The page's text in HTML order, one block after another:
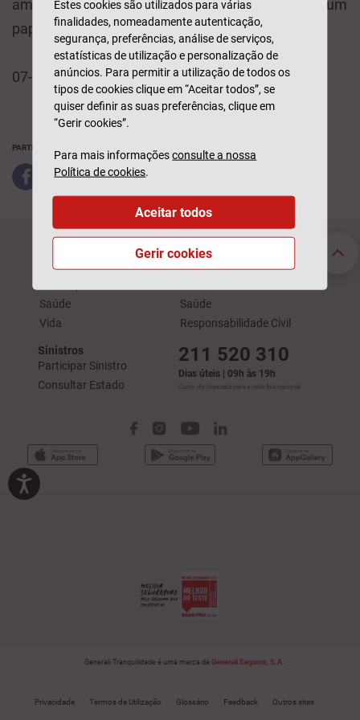
ambiental da Companhia. Todos podemos de ter um
papel ativo nesta missão.
07-05-2022
PARTILHAR
Seguros Particulares
Automóvel
Saúde
Vida
Seguros Empresas
Saúde
Responsabilidade Civil
Sinistros
Participar Sinistro
Consultar Estado
211 520 310
Dias úteis | 09h às 19h
Custo de chamada para a rede fixa nacional
Generali Tranquilidade é uma marca da Generali Seguros, S.A.
Privacidade Termos de Utilização Glossário Feedback Outros sites
Estes cookies são utilizados para várias
finalidades, nomeadamente autenticação,
segurança, preferências, análise de serviços,
estatísticas de utilização e personalização de
anúncios. Para permitir a utilização de todos os
tipos de cookies clique em “Aceitar todos”, se
quiser definir as suas preferências, clique em
“Gerir cookies”.
Para mais informaçõesconsulte a nossa
Política de cookies.
Gerir cookies
Aceitar todos